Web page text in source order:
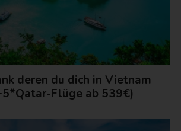
deren du dich in Vietnam
Flüge ab 539€)